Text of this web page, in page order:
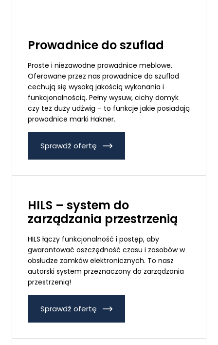
Prowadnice do szuflad
Proste i niezawodne prowadnice meblowe.
Oferowane przez nas prowadnice do szuflad
cechują się wysoką jakością wykonania i
funkcjonalnością. Pełny wysuw, cichy domyk
czy też duży udźwig – to funkcje jakie posiadają
prowadnice marki Hakner.
Sprawdź ofertę
HILS – system do
zarządzania przestrzenią
HILS łączy funkcjonalność i postęp, aby
gwarantować oszczędność czasu i zasobów w
obsłudze zamków elektronicznych. To nasz
autorski system przeznaczony do zarządzania
przestrzenią!
Sprawdź ofertę